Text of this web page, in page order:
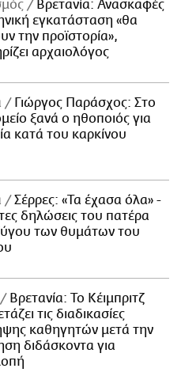
Βρετανία: Ανασκαφές
εγκατάσταση «θα
την προϊστορία»,
αρχαιολόγος
Γιώργος Παράσχος: Στο
ξανά ο ηθοποιός για
κατά του καρκίνου
Σέρρες: «Τα έχασα όλα» -
δηλώσεις του πατέρα
των θυμάτων του
Βρετανία: Το Κέιμπριτζ
τις διαδικασίες
καθηγητών μετά την
διδάσκοντα για